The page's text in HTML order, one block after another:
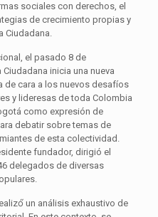
sociales con derechos, el
de crecimiento propias y
Ciudadana.
el pasado 8 de
inicia una nueva
de cara a los nuevos desafíos
y lideresas de toda Colombia
como expresión de
debatir sobre temas de
de esta colectividad.
fundador, dirigió el
delegados de diversas
un análisis exhaustivo de